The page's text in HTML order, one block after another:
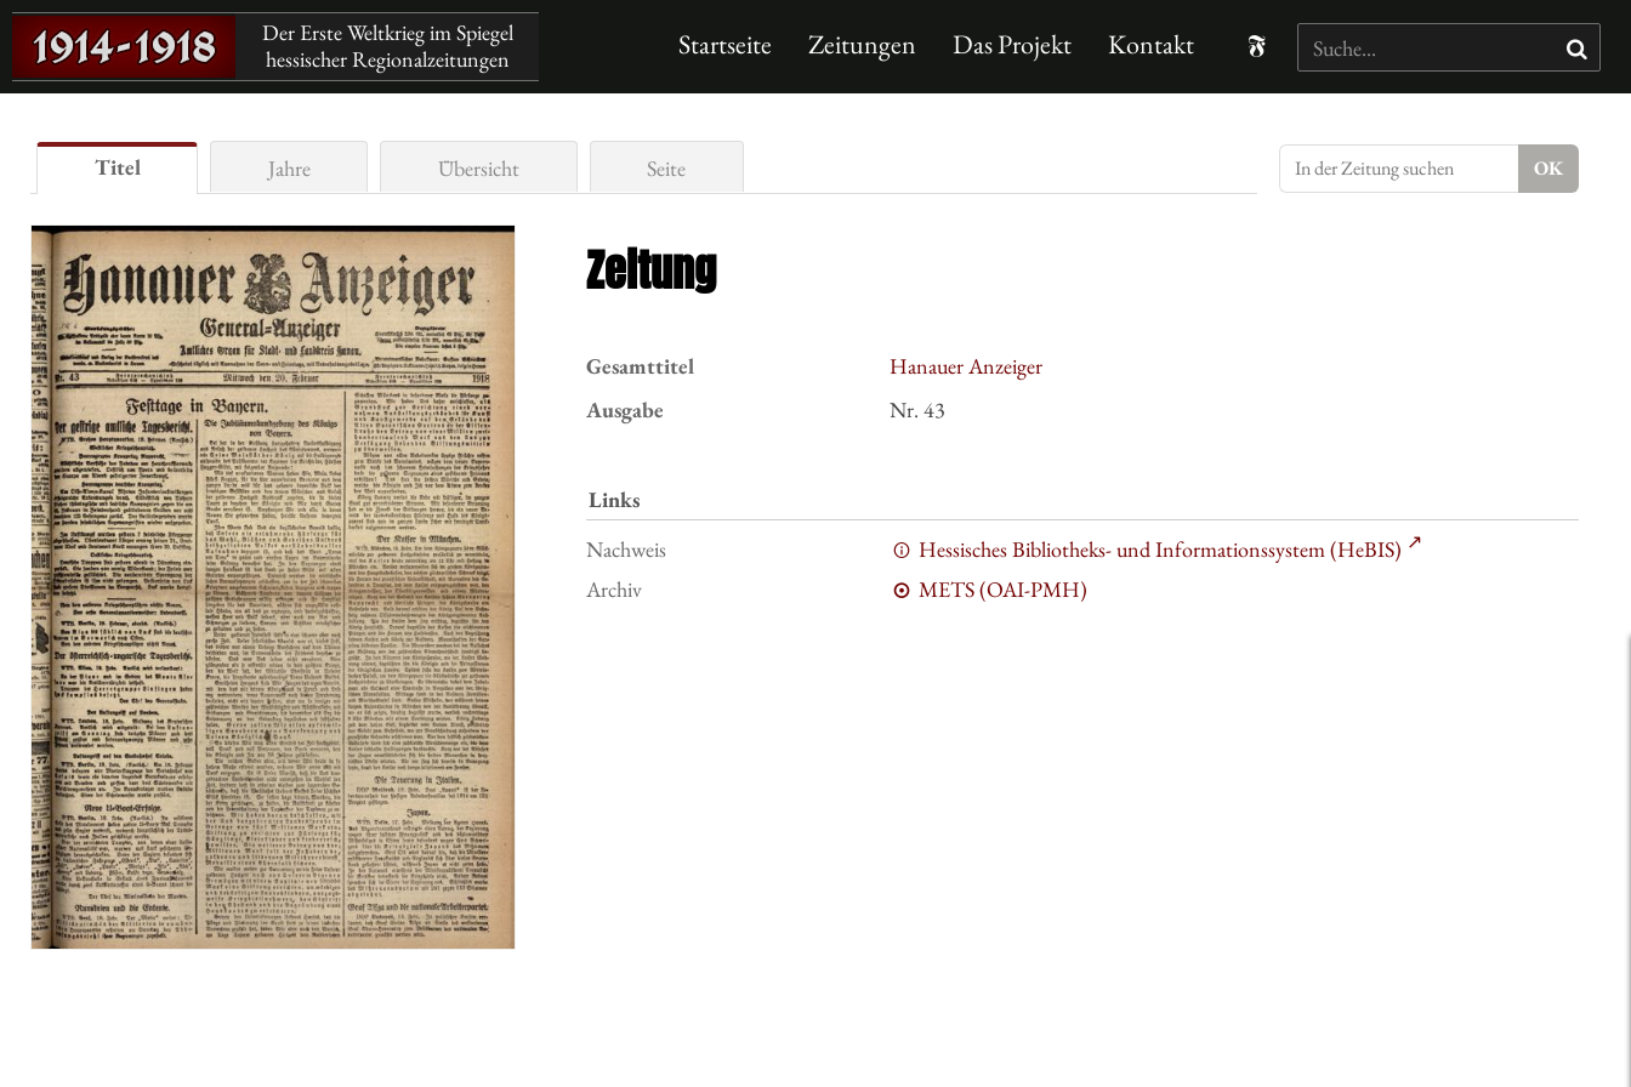
Der Erste Weltkrieg im Spiegel
hessischer Regionalzeitungen
Startseite Zeitungen Das Projekt Kontakt
Titel Jahre Übersicht Seite
Zeitung
Gesamttitel
Hanauer Anzeiger
Ausgabe
Nr. 43
Links
Nachweis
Hessisches Bibliotheks- und Informationssystem (HeBIS)
Archiv
METS (OAI-PMH)